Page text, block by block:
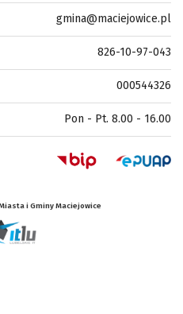
gmina@maciejowice.pl
826-10-97-043
000544326
Pon - Pt. 8.00 - 16.00
i Gminy Maciejowice